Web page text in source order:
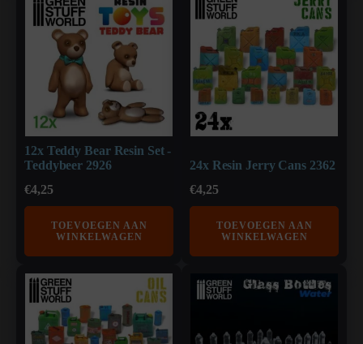
12x Teddy Bear Resin Set -
Teddybeer 2926
€4,25
TOEVOEGEN AAN
WINKELWAGEN
24x Resin Jerry Cans 2362
€4,25
TOEVOEGEN AAN
WINKELWAGEN